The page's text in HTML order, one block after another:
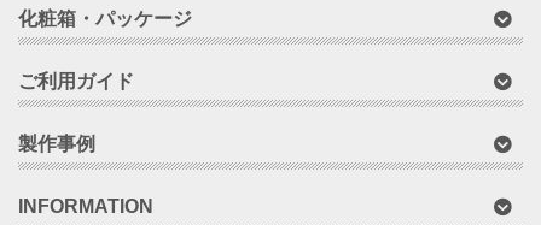
化粧箱・パッケージ
ご利用ガイド
製作事例
INFORMATION